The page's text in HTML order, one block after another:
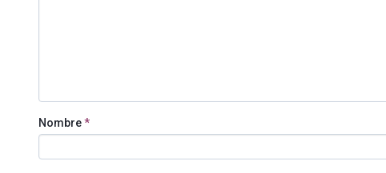
Nombre*